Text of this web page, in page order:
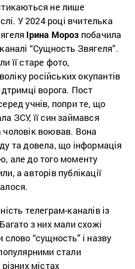
не лише
У 2024 році вчителька
Ірина Мороз побачила
“Сущность Звягеля”.
її старе фото,
російських окупантів
ворога. Пост
учнів, попри те, що
ЗСУ, її син займався
воював. Вона
та довела, що інформація
але до того моменту
а авторів публікації
телеграм-каналів із
з них мали схожі
“сущность” і назву
стали
містах